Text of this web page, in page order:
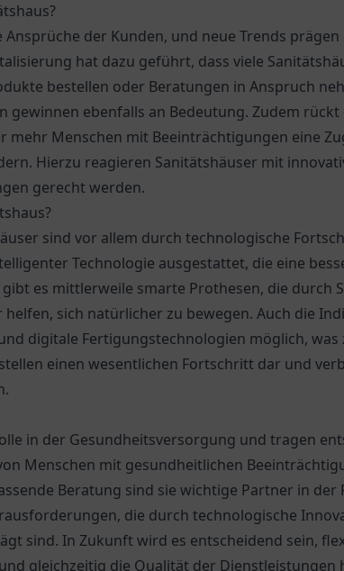
der Kunden, und neue Trends prägen
hat dazu geführt, dass viele
bestellen oder Beratungen in Anspruch
gewinnen ebenfalls an Bedeutung. Zudem
mehr Menschen mit Beeinträchtigungen eine
Hierzu reagieren Sanitätshäuser mit
gerecht werden.
sind vor allem durch technologische
Technologie ausgestattet, die eine
es mittlerweile smarte Prothesen, die durch
sich natürlicher zu bewegen. Auch die
digitale Fertigungstechnologien möglich, was
einen wesentlichen Fortschritt dar und
in der Gesundheitsversorgung und tragen
Menschen mit gesundheitlichen
Beratung sind sie wichtige Partner in der
die durch technologische
sind. In Zukunft wird es entscheidend sein,
gleichzeitig die Qualität der Dienstleistungen